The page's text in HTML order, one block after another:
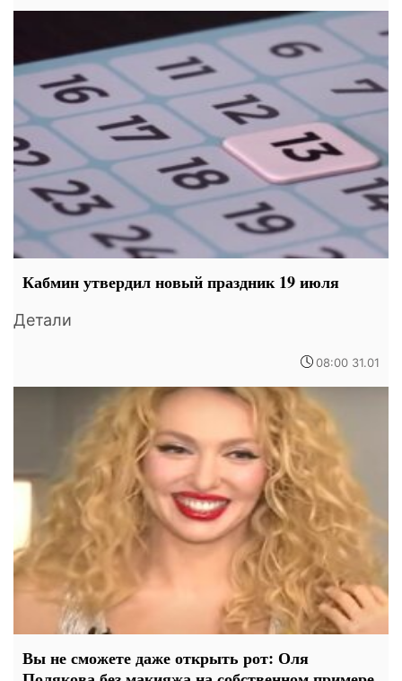
Кабмин утвердил новый праздник 19 июля
Детали
08:00 31.01
Вы не сможете даже открыть рот: Оля